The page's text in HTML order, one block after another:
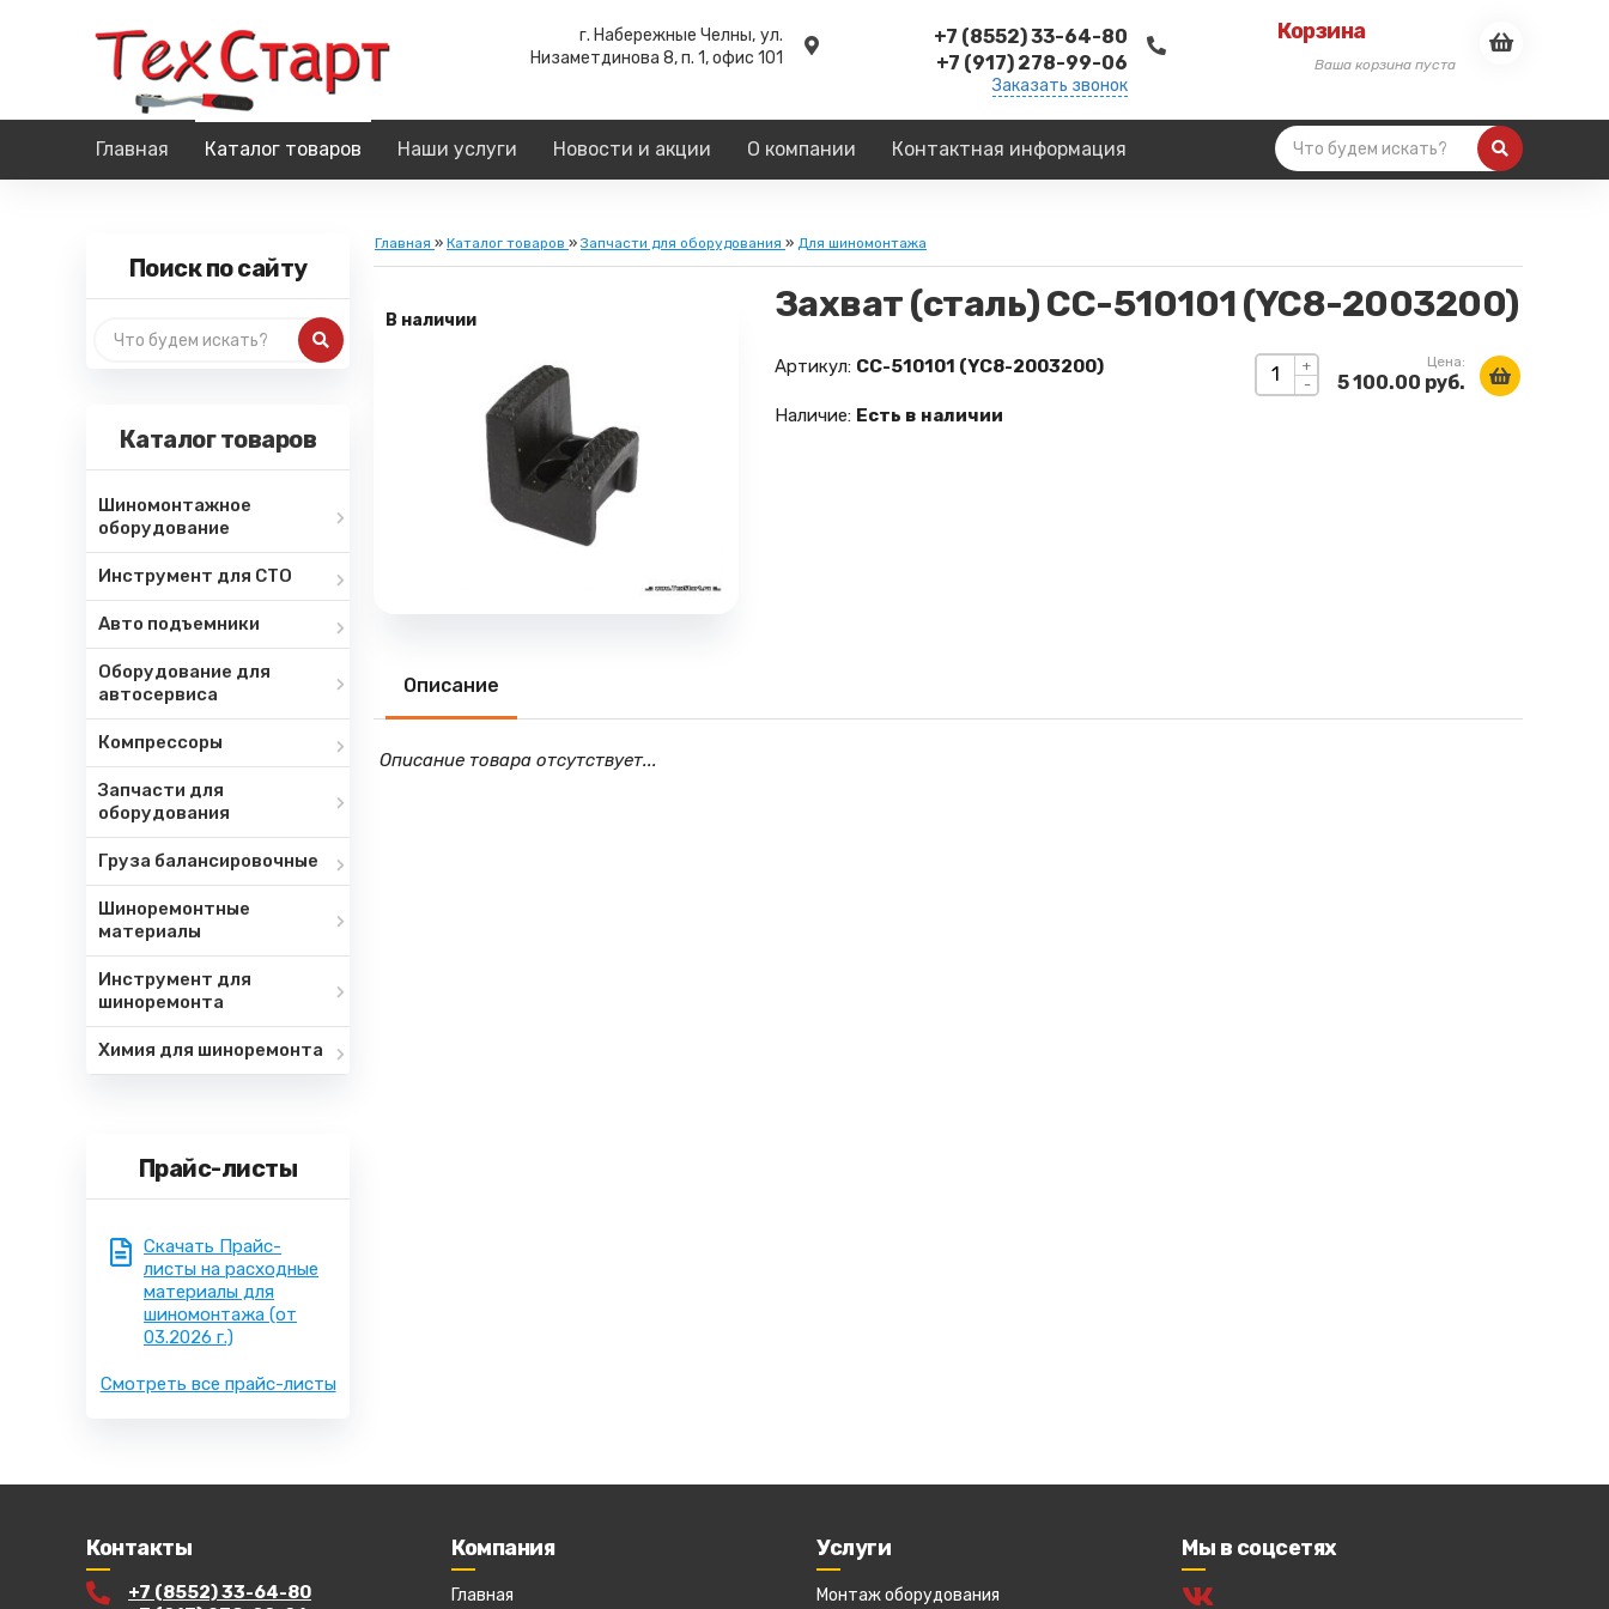
г. Набережные Челны, ул.
Низаметдинова 8, п. 1, офис 101
+7 (8552) 33-64-80
+7 (917) 278-99-06
Заказать звонок
Корзина
Ваша корзина пуста
Главная Каталог товаров Наши услуги Новости и акции О компании Контактная информация
Поиск по сайту
Каталог товаров
Шиномонтажное
оборудование
Инструмент для СТО
Авто подъемники
Оборудование для
автосервиса
Компрессоры
Запчасти для
оборудования
Груза балансировочные
Шиноремонтные
материалы
Инструмент для
шиноремонта
Химия для шиноремонта
Прайс-листы
Скачать Прайс-
листы на расходные
материалы для
шиномонтажа (от
03.2026 г.)
Смотреть все прайс-листы
Главная » Каталог товаров »Запчасти для оборудования » Для шиномонтажа
В наличии Захват (сталь) CC-510101 (YC8-2003200)
+
-
Цена:
5 100.00 руб.
Артикул: CC-510101 (YC8-2003200)
Наличие: Есть в наличии
Описание
Описание товара отсутствует...
Контакты
+7 (8552) 33-64-80
Компания
Главная
Услуги
Монтаж оборудования
Мы в соцсетях